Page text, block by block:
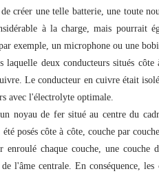
créer une telle batterie, une toute
à la charge, mais pourrait
exemple, un microphone ou une
deux conducteurs situés côte
Le conducteur en cuivre était
avec l'électrolyte optimale.
noyau de fer situé au centre du
posés côte à côte, couche par
chaque couche, une couche
l'âme centrale. En conséquence,